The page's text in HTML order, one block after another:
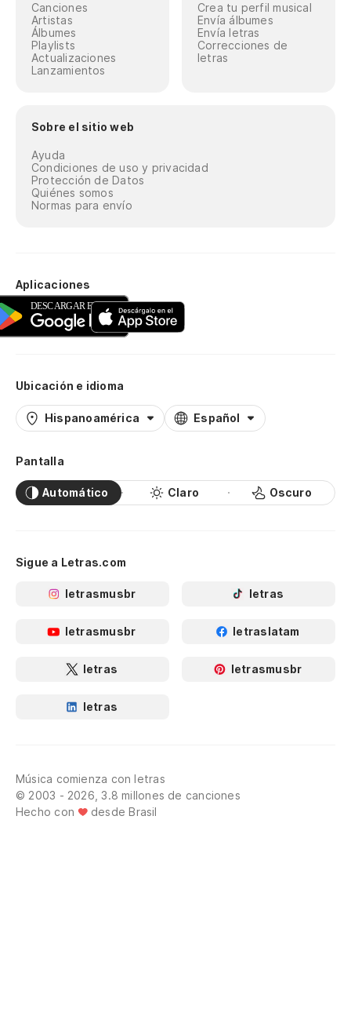
Canciones
Artistas
Álbumes
Playlists
Actualizaciones
Lanzamientos
Crea tu perfil musical
Envía álbumes
Envía letras
Correcciones de
letras
Sobre el sitio web
Ayuda
Condiciones de uso y privacidad
Protección de Datos
Quiénes somos
Normas para envío
Aplicaciones
Ubicación e idioma
Hispanoamérica Español
Pantalla
Automático Claro Oscuro
Sigue a Letras.com
letrasmusbr letras
letrasmusbr letraslatam
letras letrasmusbr
letras
Música comienza con letras
© 2003 - 2026, 3.8 millones de canciones
Hecho con
desde Brasil